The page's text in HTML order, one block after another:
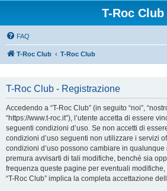
T-Roc Club
FAQ
T-Roc Club T-Roc Club
T-Roc Club - Registrazione
Accedendo a “T-Roc Club” (in seguito “noi”,
“https://www.t-roc.it”), l’utente accetta di essere
seguenti condizioni d’uso. Se non accetti di
condizioni d’uso seguenti non utilizzare i servizi
condizioni d’uso possono cambiare in qualunque
premura avvisarti di tali modifiche, benché sia
frequenza queste pagine per eventuali modifiche,
“T-Roc Club” implica la completa accettazione